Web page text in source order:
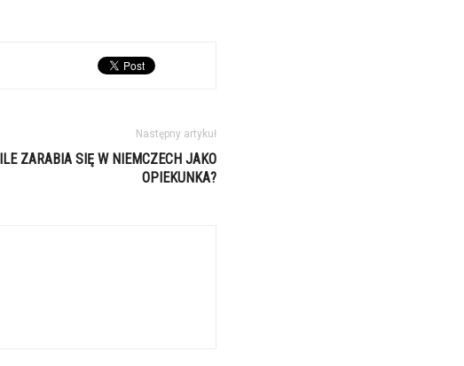
Następny artykuł
ILE ZARABIA SIĘ W NIEMCZECH JAKO
OPIEKUNKA?